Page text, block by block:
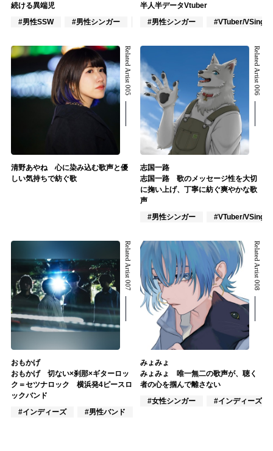
続ける異端児
#男性SSW
#男性シンガー #作詞/作曲家
半人半データVtuber
#男性シンガー
#VTuber/VSinger
Related Artist 005
清野あやね 心に染み込む歌声と優
しい気持ちで紡ぐ歌
Related Artist 006
志国一路
志国一路 歌のメッセージ性を大切
に掬い上げ、丁寧に紡ぐ爽やかな歌
声
#男性シンガー
#VTuber/VSinger
Related Artist 007
おもかげ
おもかげ 切ない×刹那×ギターロッ
ク＝セツナロック 横浜発4ピースロ
ックバンド
#インディーズ
#男性バンド
Related Artist 008
みょみょ
みょみょ 唯一無二の歌声が、聴く
者の心を掴んで離さない
#女性シンガー
#インディーズ